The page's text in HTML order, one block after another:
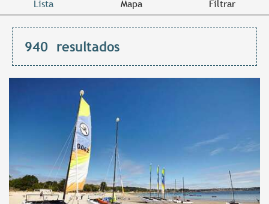
Lista Mapa Filtrar
940 resultados